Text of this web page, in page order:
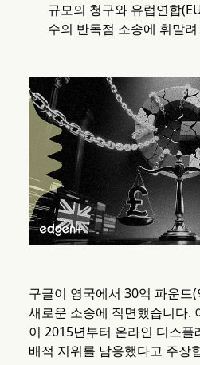
규모의 청구와 유럽연합
수의 반독점 소송에 휘말
구글이 영국에서 30억 파운드
새로운 소송에 직면했습니다.
이 2015년부터 온라인 디스플
배적 지위를 남용했다고 주장